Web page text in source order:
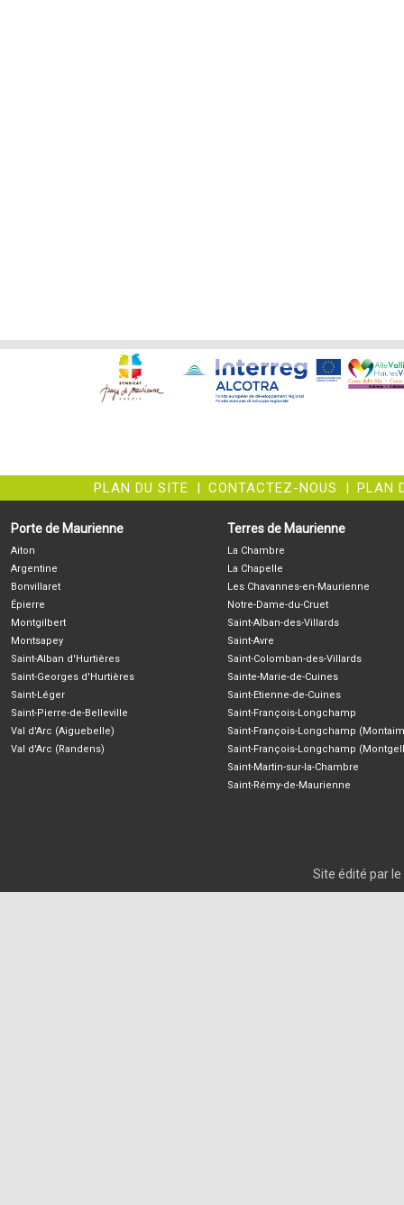
PLAN DU SITE | CONTACTEZ-NOUS | PLAN
Porte de Maurienne
Aiton
Argentine
Bonvillaret
Épierre
Montgilbert
Montsapey
Saint-Alban d'Hurtières
Saint-Georges d'Hurtières
Saint-Léger
Saint-Pierre-de-Belleville
Val d'Arc (Aiguebelle)
Val d'Arc (Randens)
Terres de Maurienne
La Chambre
La Chapelle
Les Chavannes-en-Maurienne
Notre-Dame-du-Cruet
Saint-Alban-des-Villards
Saint-Avre
Saint-Colomban-des-Villards
Sainte-Marie-de-Cuines
Saint-Etienne-de-Cuines
Saint-François-Longchamp
Saint-François-Longchamp
Saint-François-Longchamp
Saint-Martin-sur-la-Chambre
Saint-Rémy-de-Maurienne
Site édité par